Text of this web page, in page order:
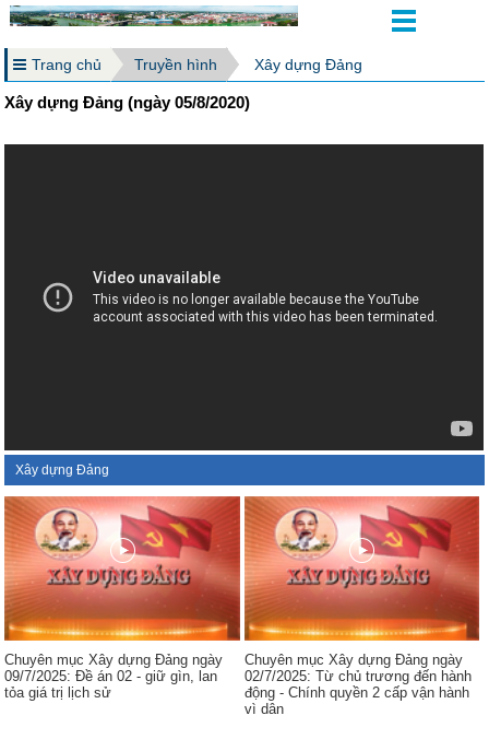
Trang chủ Truyền hình Xây dựng Đảng
Xây dựng Đảng (ngày 05/8/2020)
Xây dựng Đảng
Chuyên mục Xây dựng Đảng ngày
09/7/2025: Đề án 02 - giữ gìn, lan
tỏa giá trị lịch sử
Chuyên mục Xây dựng Đảng ngày
02/7/2025: Từ chủ trương đến hành
động - Chính quyền 2 cấp vận hành
vì dân